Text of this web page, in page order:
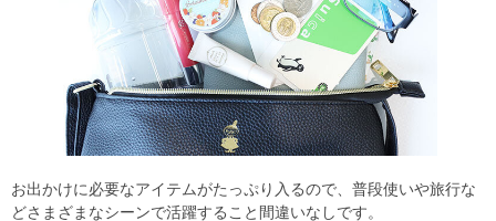
お出かけに必要なアイテムがたっぷり入るので、普段使いや旅行な
どさまざまなシーンで活躍すること間違いなしです。